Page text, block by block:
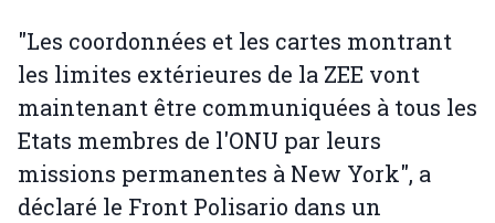
"Les coordonnées et les cartes montrant
les limites extérieures de la ZEE vont
maintenant être communiquées à tous les
Etats membres de l'ONU par leurs
missions permanentes à New York", a
déclaré le Front Polisario dans un